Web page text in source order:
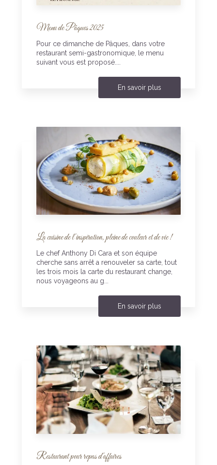
Menu de Pâques 2025
Pour ce dimanche de Pâques, dans votre
restaurant semi-gastronomique, le menu
suivant vous est proposé....
En savoir plus
La cuisine de l'inspiration, pleine de couleur et de vie !
Le chef Anthony Di Cara et son équipe
cherche sans arrêt a renouveler sa carte, tout
les trois mois la carte du restaurant change,
nous voyageons au g...
En savoir plus
Restaurant pour repas d'affaires